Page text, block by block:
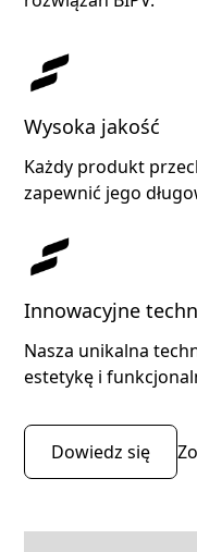
Wysoka jakość
Każdy produkt
zapewnić jego
Innowacyjne
Nasza unikalna
estetykę i
Dowiedz się